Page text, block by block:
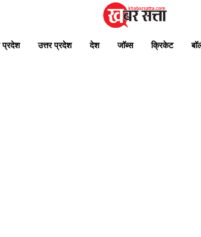
प्रदेश उत्तर प्रदेश देश जॉब्स क्रिकेट